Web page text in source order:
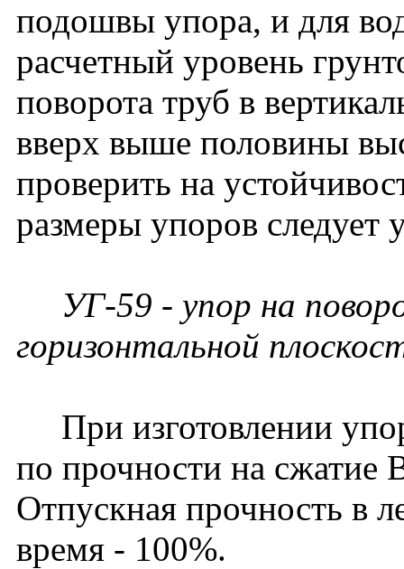
подошвы упора, и для
расчетный уровень
поворота труб в
вверх выше половины
проверить на
размеры упоров следует
УГ-59 - упор на
горизонтальной
При изготовлении
по прочности на сжатие
Отпускная прочность в
время - 100%.